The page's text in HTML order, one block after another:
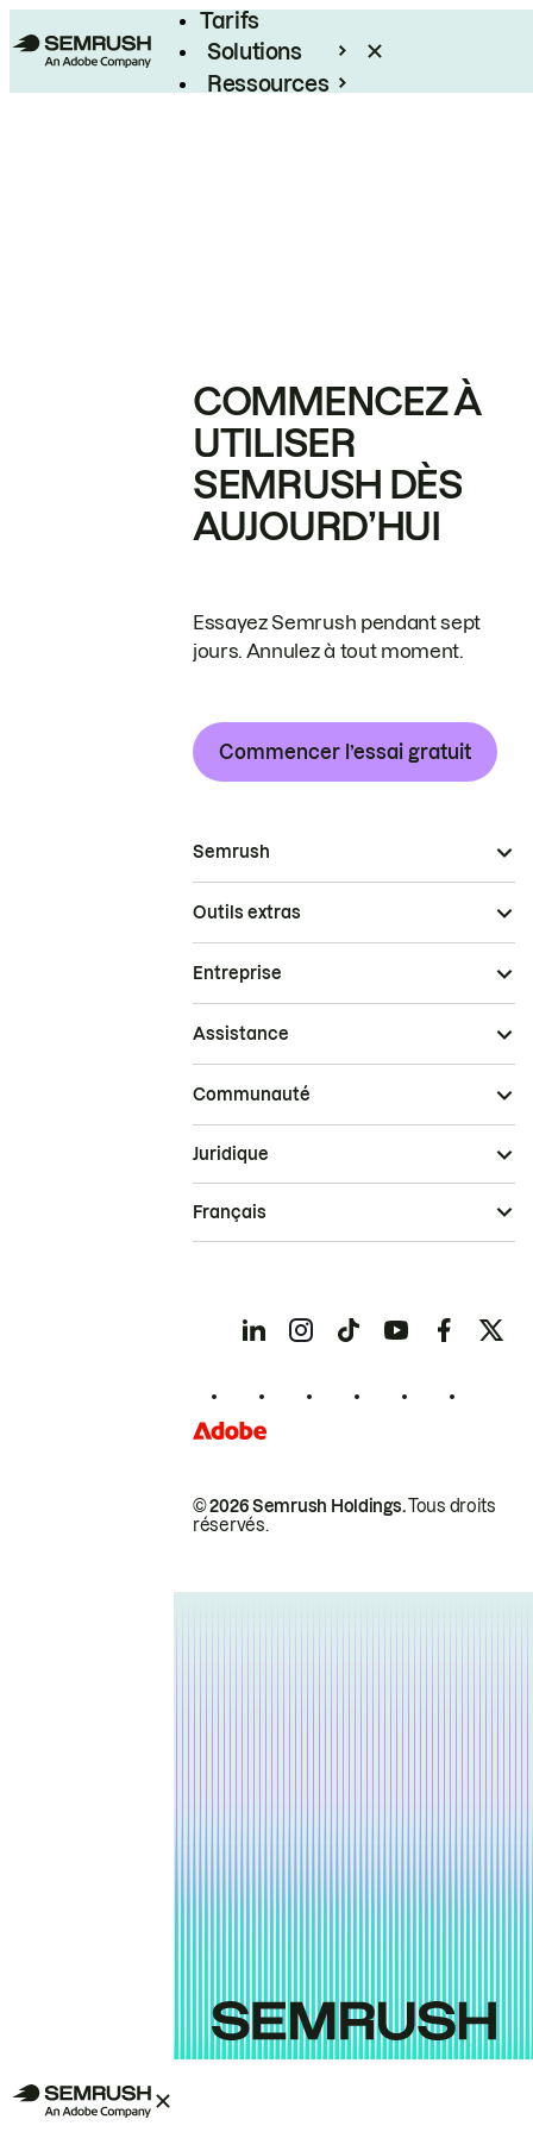
Tarifs
Solutions
Ressources
COMMENCEZ À
UTILISER
SEMRUSH DÈS
AUJOURD’HUI
Essayez Semrush pendant sept
jours. Annulez à tout moment.
Commencer l’essai gratuit
Semrush
Outils extras
Entreprise
Assistance
Communauté
© 2026 Semrush Holdings.Tous droits
réservés.
Juridique
Français